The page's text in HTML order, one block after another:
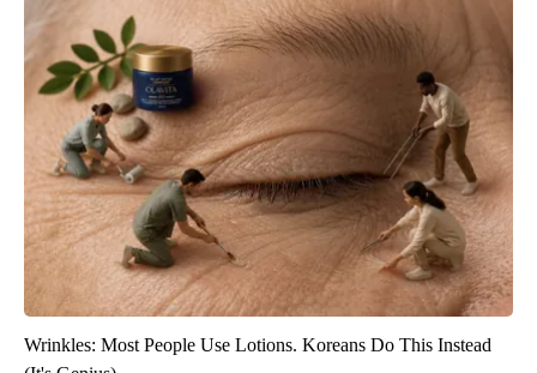
Wrinkles: Most People Use Lotions. Koreans Do This Instead